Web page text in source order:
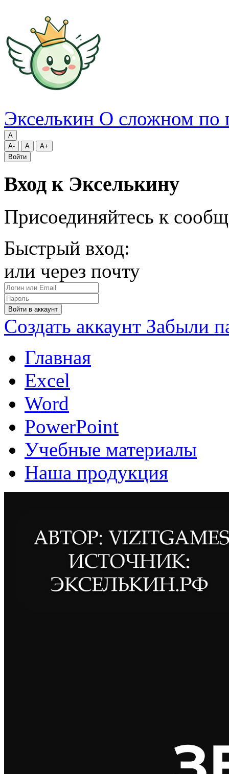
Экселькин О сложном по
A
A-
A
A+
Войти
Вход к Экселькину
Присоединяйтесь к
Быстрый вход:
или через почту
Войти в аккаунт
Создать аккаунт Забыли
Главная
Excel
Word
PowerPoint
Учебные материалы
Наша продукция